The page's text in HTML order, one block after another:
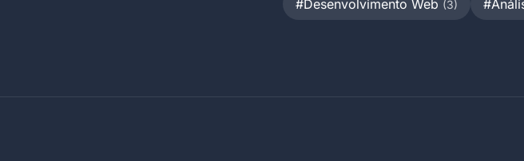
#Desenvolvimento Web (3)